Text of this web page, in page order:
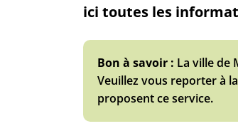
ici toutes les
Bon à savoir : La ville de
Veuillez vous reporter à
proposent ce service.